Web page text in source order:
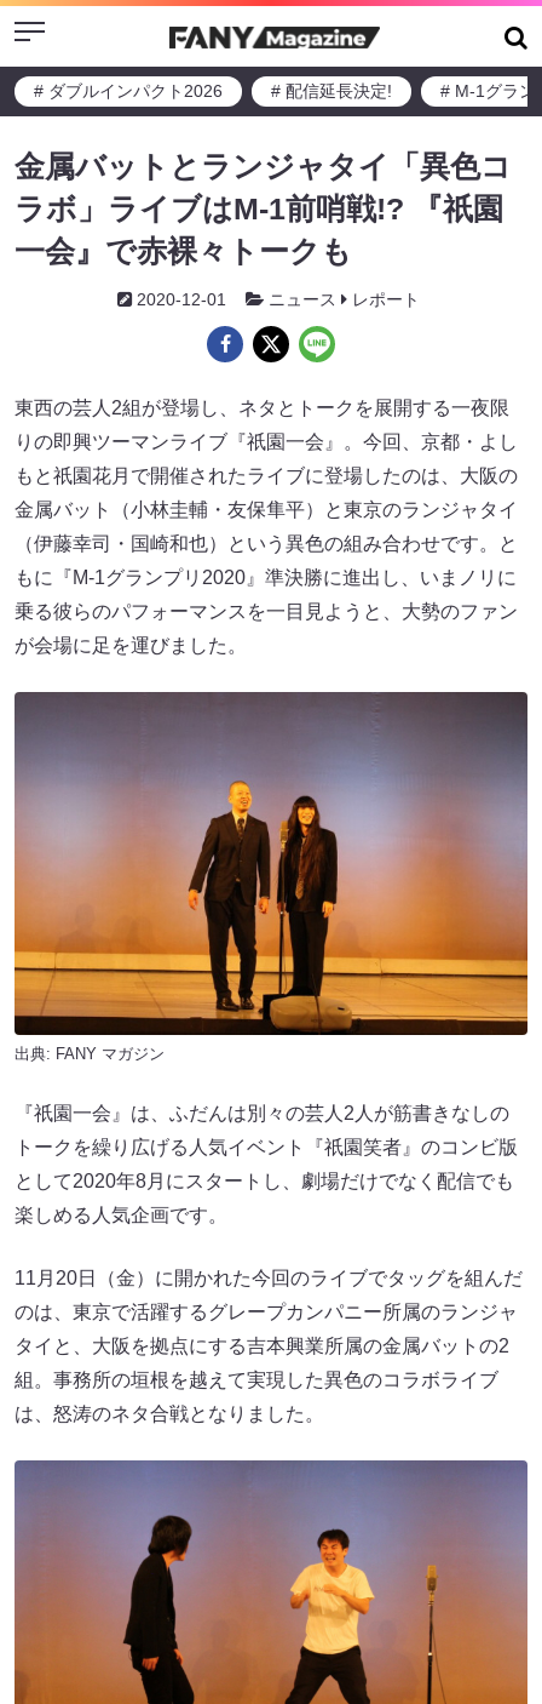
Menu
# ダブルインパクト2026 # 配信延長決定! # M-1グラン
金属バットとランジャタイ「異色コ
ラボ」ライブはM-1前哨戦!? 『祇園
一会』で赤裸々トークも
2020-12-01 ニュース レポート
東西の芸人2組が登場し、ネタとトークを展開する一夜限
りの即興ツーマンライブ『祇園一会』。今回、京都・よし
もと祇園花月で開催されたライブに登場したのは、大阪の
金属バット（小林圭輔・友保隼平）と東京のランジャタイ
（伊藤幸司・国崎和也）という異色の組み合わせです。と
もに『M-1グランプリ2020』準決勝に進出し、いまノリに
乗る彼らのパフォーマンスを一目見ようと、大勢のファン
が会場に足を運びました。
出典: FANY マガジン
『祇園一会』は、ふだんは別々の芸人2人が筋書きなしの
トークを繰り広げる人気イベント『祇園笑者』のコンビ版
として2020年8月にスタートし、劇場だけでなく配信でも
楽しめる人気企画です。
11月20日（金）に開かれた今回のライブでタッグを組んだ
のは、東京で活躍するグレープカンパニー所属のランジャ
タイと、大阪を拠点にする吉本興業所属の金属バットの2
組。事務所の垣根を越えて実現した異色のコラボライブ
は、怒涛のネタ合戦となりました。